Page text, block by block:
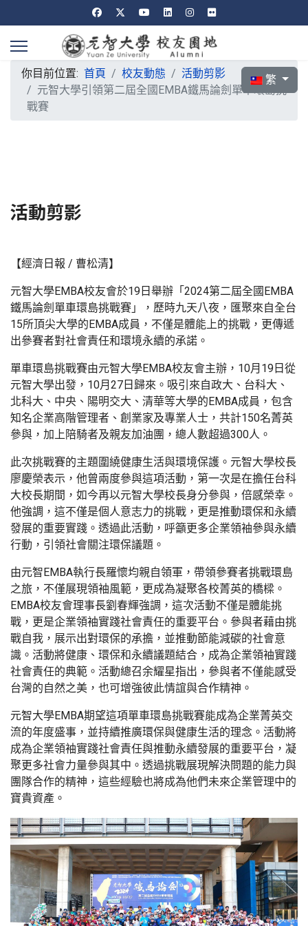
選擇你的語言
繁
你目前位置: 首頁 校友動態
活動剪影
元智大學引領第二屆全國EMBA鐵馬論劍單車環島挑
戰賽
活動剪影
【經濟日報 / 曹松清】
元智大學EMBA校友會於19日舉辦「2024第二屆全國EMBA
鐵馬論劍單車環島挑戰賽」，歷時九天八夜，匯聚來自全台
15所頂尖大學的EMBA成員，不僅是體能上的挑戰，更傳遞
出參賽者對社會責任和環境永續的承諾。
單車環島挑戰賽由元智大學EMBA校友會主辦，10月19日從
元智大學出發，10月27日歸來。吸引來自政大、台科大、
北科大、中央、陽明交大、清華等大學的EMBA成員，包含
知名企業高階管理者、創業家及專業人士，共計150名菁英
參與，加上陪騎者及親友加油團，總人數超過300人。
此次挑戰賽的主題圍繞健康生活與環境保護。元智大學校長
廖慶榮表示，他曾兩度參與這項活動，第一次是在擔任台科
大校長期間，如今再以元智大學校長身分參與，倍感榮幸。
他強調，這不僅是個人意志力的挑戰，更是推動環保和永續
發展的重要實踐。透過此活動，呼籲更多企業領袖參與永續
行動，引領社會關注環保議題。
由元智EMBA執行長羅懷均親自領軍，帶領參賽者挑戰環島
之旅，不僅展現領袖風範，更成為凝聚各校菁英的橋樑。
EMBA校友會理事長劉春輝強調，這次活動不僅是體能挑
戰，更是企業領袖實踐社會責任的重要平台。參與者藉由挑
戰自我，展示出對環保的承擔，並推動節能減碳的社會意
識。活動將健康、環保和永續議題結合，成為企業領袖實踐
社會責任的典範。活動總召余耀星指出，參與者不僅能感受
台灣的自然之美，也可增強彼此情誼與合作精神。
元智大學EMBA期望這項單車環島挑戰賽能成為企業菁英交
流的年度盛事，並持續推廣環保與健康生活的理念。活動將
成為企業領袖實踐社會責任與推動永續發展的重要平台，凝
聚更多社會力量參與其中。透過挑戰展現解決問題的能力與
團隊合作的精神，這些經驗也將成為他們未來企業管理中的
寶貴資產。